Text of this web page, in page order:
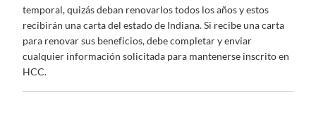
temporal, quizás deban renovarlos todos los años y estos
recibirán una carta del estado de Indiana. Si recibe una carta
para renovar sus beneficios, debe completar y enviar
cualquier información solicitada para mantenerse inscrito en
HCC.